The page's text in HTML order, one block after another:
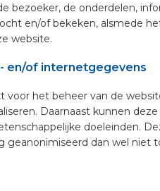
bezoeker, de onderdelen,
en/of bekeken, alsmede
website.
en/of internetgegevens
het beheer van de
Daarnaast kunnen
doeleinden.
geanonimiseerd dan wel niet